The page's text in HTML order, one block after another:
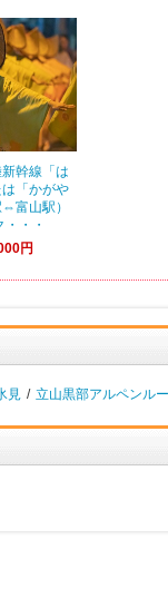
新幹線「は
「かがや
富山駅）
・・
円
見 / 立山黒部アルペンル